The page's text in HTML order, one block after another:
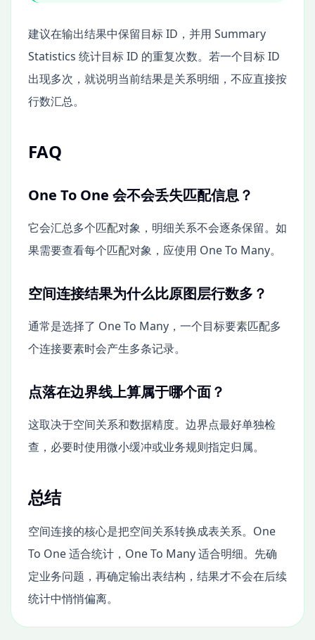
建议在输出结果中保留目标 ID，并用 Summary
Statistics 统计目标 ID 的重复次数。若一个目标 ID
出现多次，就说明当前结果是关系明细，不应直接按
行数汇总。
FAQ
One To One 会不会丢失匹配信息？
它会汇总多个匹配对象，明细关系不会逐条保留。如
果需要查看每个匹配对象，应使用 One To Many。
空间连接结果为什么比原图层行数多？
通常是选择了 One To Many，一个目标要素匹配多
个连接要素时会产生多条记录。
点落在边界线上算属于哪个面？
这取决于空间关系和数据精度。边界点最好单独检
查，必要时使用微小缓冲或业务规则指定归属。
总结
空间连接的核心是把空间关系转换成表关系。One
To One 适合统计，One To Many 适合明细。先确
定业务问题，再确定输出表结构，结果才不会在后续
统计中悄悄偏离。